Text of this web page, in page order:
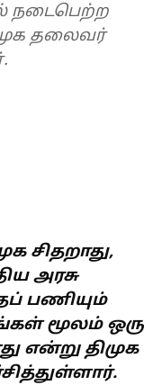
நடைபெற்ற
தலைவர்
சிதறாது,
அரசு
பணியும்
மூலம் ஒரு
என்று திமுக